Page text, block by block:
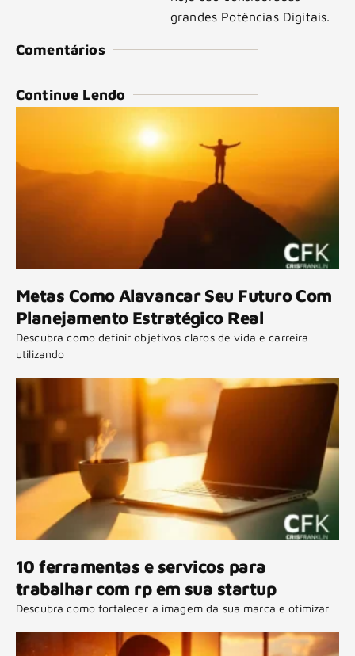
grandes Potências Digitais.
Comentários
Continue Lendo
Metas Como Alavancar Seu Futuro Com
Planejamento Estratégico Real
Descubra como definir objetivos claros de vida e carreira
utilizando
10 ferramentas e servicos para
trabalhar com rp em sua startup
Descubra como fortalecer a imagem da sua marca e otimizar